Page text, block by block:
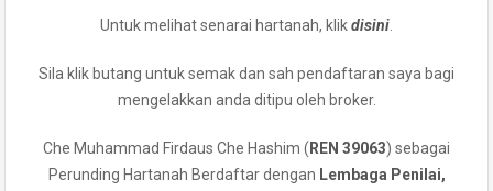
Untuk melihat senarai hartanah, klikdisini
Sila klik butang untuk semak dan sah pendaftaran saya bagi
mengelakkan anda ditipu oleh broker.
Che Muhammad Firdaus Che Hashim ( REN 39063) sebagai
Perunding Hartanah Berdaftar dengan Lembaga Penilai,